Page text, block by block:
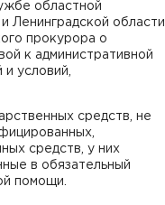
областной
Ленинградской области
прокурора о
к административной
условий,
средств, не
средств, у них
в обязательный
помощи.